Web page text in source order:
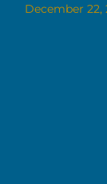
December 22,